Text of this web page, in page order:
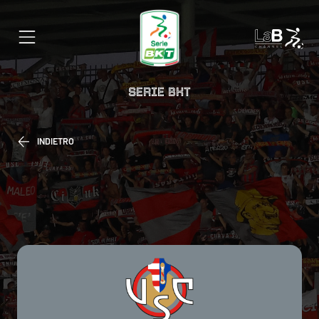
SERIE BKT
INDIETRO